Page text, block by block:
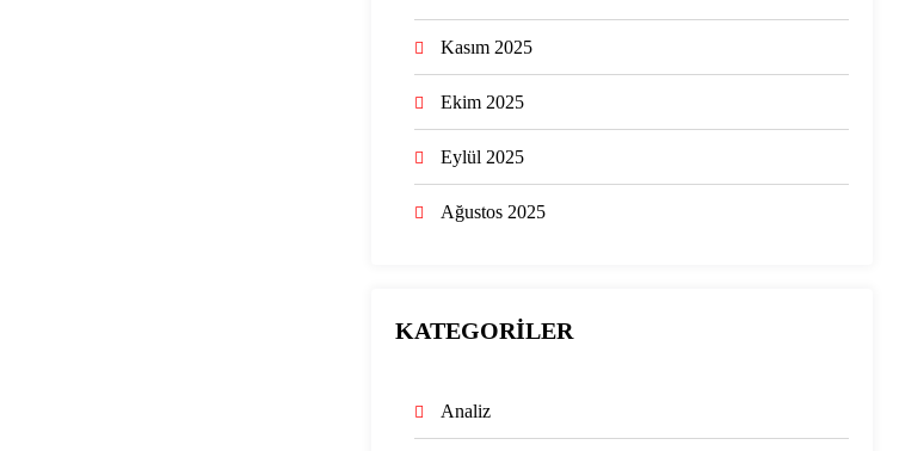
Kasım 2025
Ekim 2025
Eylül 2025
Ağustos 2025
KATEGORİLER
Analiz